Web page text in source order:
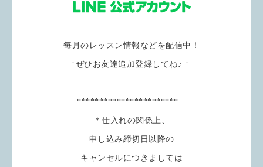
毎月のレッスン情報などを配信中！
↑ぜひお友達追加登録してね♪ ↑
***********************
＊仕入れの関係上、
申し込み締切日以降の
キャンセルにつきましては